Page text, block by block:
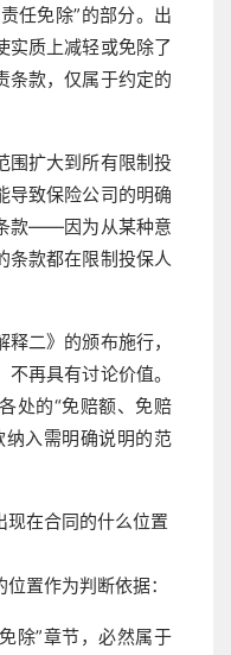
任免除”的部分。出
实质上减轻或免除了
条款，仅属于约定的
围扩大到所有限制投
导致保险公司的明确
款——因为从某种意
条款都在限制投保人
二》的颁布施行，
再具有讨论价值。
处的“免赔额、免赔
入需明确说明的范
在合同的什么位置
置作为判断依据：
除”章节，必然属于